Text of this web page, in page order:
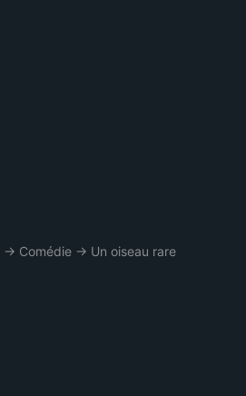
→ Comédie → Un oiseau rare